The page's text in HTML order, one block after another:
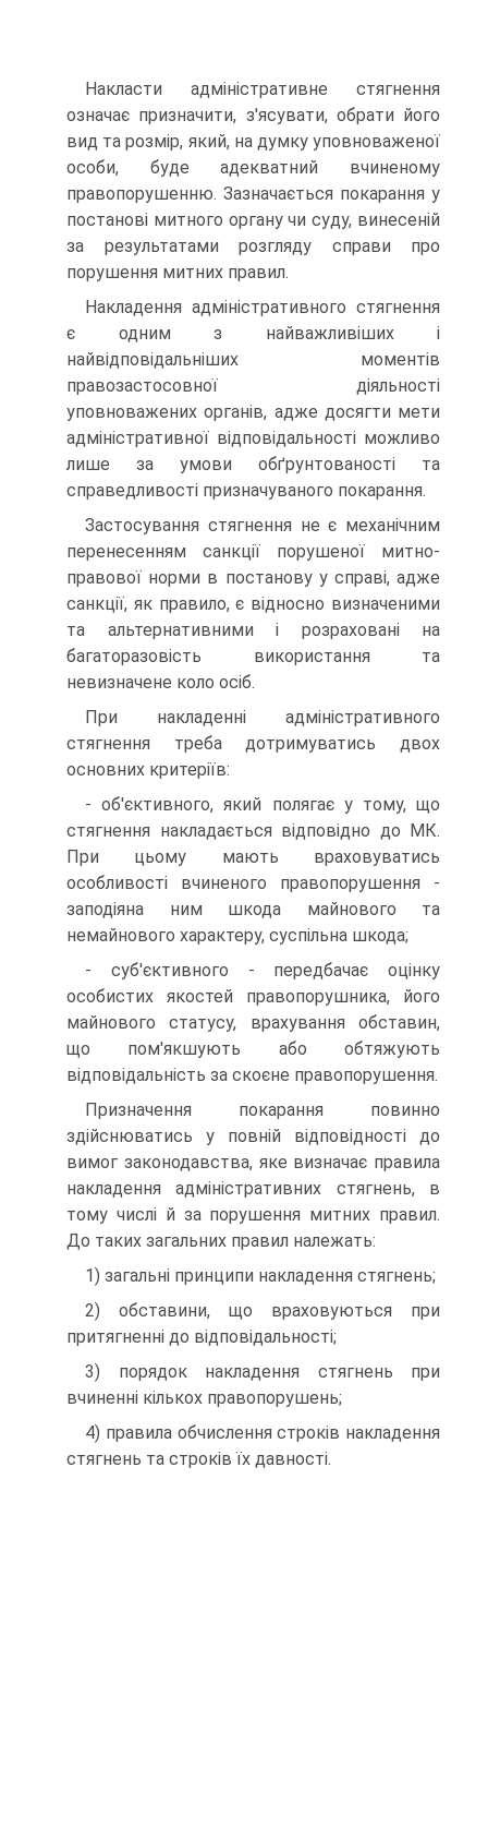
Накласти адміністративне стягнення
означає призначити, з'ясувати, обрати його
вид та розмір, який, на думку уповноваженої
особи, буде адекватний вчиненому
правопорушенню. Зазначається покарання у
постанові митного органу чи суду, винесеній
за результатами розгляду справи про
порушення митних правил.
Накладення адміністративного стягнення
є одним з найважливіших і
найвідповідальніших моментів
правозастосовної діяльності
уповноважених органів, адже досягти мети
адміністративної відповідальності можливо
лише за умови обґрунтованості та
справедливості призначуваного покарання.
Застосування стягнення не є механічним
перенесенням санкції порушеної митно-
правової норми в постанову у справі, адже
санкції, як правило, є відносно визначеними
та альтернативними і розраховані на
багаторазовість використання та
невизначене коло осіб.
При накладенні адміністративного
стягнення треба дотримуватись двох
основних критеріїв:
- об'єктивного, який полягає у тому, що
стягнення накладається відповідно до МК.
При цьому мають враховуватись
особливості вчиненого правопорушення -
заподіяна ним шкода майнового та
немайнового характеру, суспільна шкода;
- суб'єктивного - передбачає оцінку
особистих якостей правопорушника, його
майнового статусу, врахування обставин,
що пом'якшують або обтяжують
відповідальність за скоєне правопорушення.
Призначення покарання повинно
здійснюватись у повній відповідності до
вимог законодавства, яке визначає правила
накладення адміністративних стягнень, в
тому числі й за порушення митних правил.
До таких загальних правил належать:
1) загальні принципи накладення стягнень;
2) обставини, що враховуються при
притягненні до відповідальності;
3) порядок накладення стягнень при
вчиненні кількох правопорушень;
4) правила обчислення строків накладення
стягнень та строків їх давності.